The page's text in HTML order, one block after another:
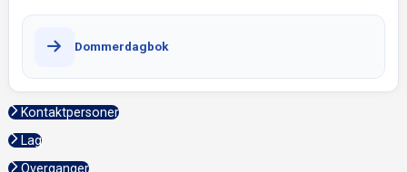
Dommerdagbok
Kontaktpersoner
Lag
Overganger